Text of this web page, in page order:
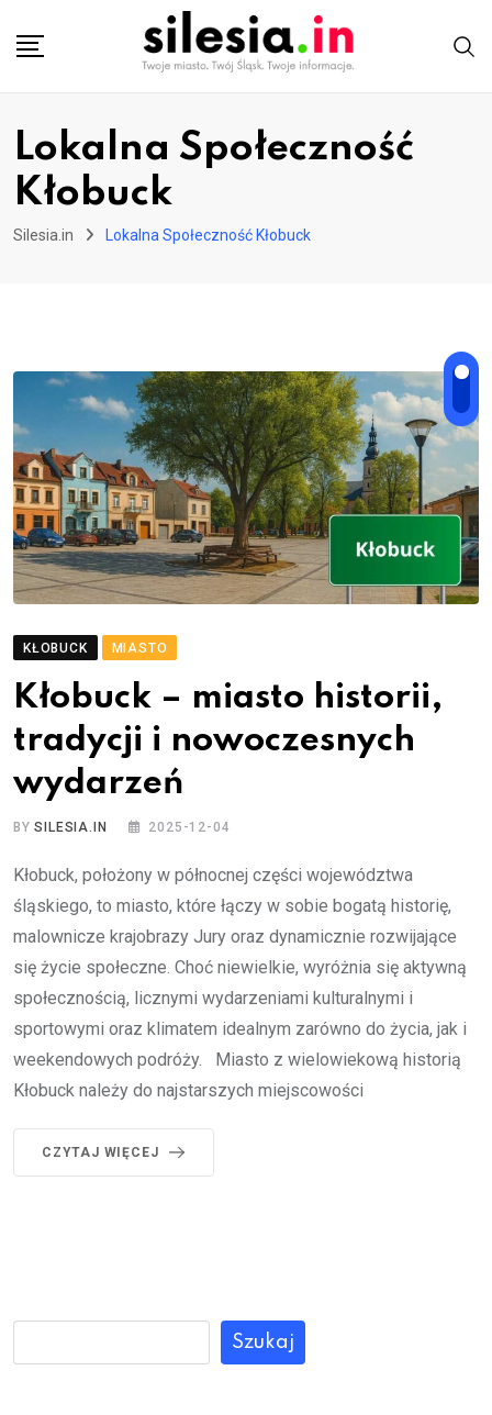
Lokalna Społeczność
Kłobuck
Silesia.in Lokalna Społeczność Kłobuck
KŁOBUCK MIASTO
Kłobuck – miasto historii,
tradycji i nowoczesnych
wydarzeń
BYSILESIA.IN 2025-12-04
Kłobuck, położony w północnej części województwa
śląskiego, to miasto, które łączy w sobie bogatą historię,
malownicze krajobrazy Jury oraz dynamicznie rozwijające
się życie społeczne. Choć niewielkie, wyróżnia się aktywną
społecznością, licznymi wydarzeniami kulturalnymi i
sportowymi oraz klimatem idealnym zarówno do życia, jak i
weekendowych podróży. Miasto z wielowiekową historią
Kłobuck należy do najstarszych miejscowości
CZYTAJ WIĘCEJ
Szukaj